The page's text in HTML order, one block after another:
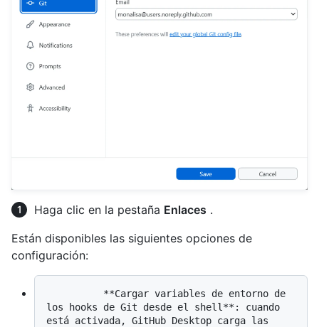
Haga clic en la pestaña Enlaces .
Están disponibles las siguientes opciones de
configuración:
los hooks de Git desde el shell**: cuando
está activada, GitHub Desktop carga las